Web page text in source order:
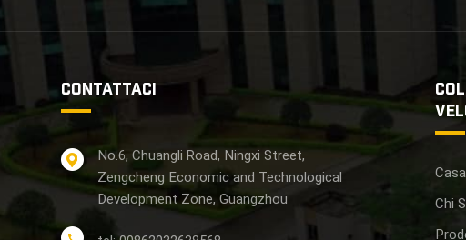
CONTATTACI
No.6, Chuangli Road, Ningxi Street,
Zengcheng Economic and Technological
Development Zone, Guangzhou
Casa
Chi